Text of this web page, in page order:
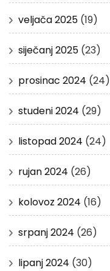
veljača 2025 (19)
siječanj 2025 (23)
prosinac 2024 (24)
studeni 2024 (29)
listopad 2024 (24)
rujan 2024 (26)
kolovoz 2024 (16)
srpanj 2024 (26)
lipanj 2024 (30)